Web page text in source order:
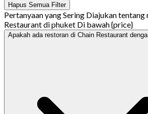
Hapus Semua Filter
Pertanyaan yang Sering Diajukan tentang
Restaurant di phuket Di bawah {price}
Apakah ada restoran di Chain Restaurant